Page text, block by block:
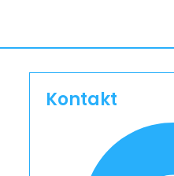
Kontakt